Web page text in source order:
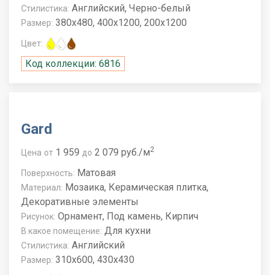
Стилистика: Английский, Черно-белый
Размер: 380x480, 400x1200, 200x1200
Цвет:
Код коллекции: 6816
Gard
Цена от 1 959 до 2 079 руб./м2
Поверхность: Матовая
Материал: Мозаика, Керамическая плитка,
Декоративные элементы
Рисунок: Орнамент, Под камень, Кирпич
В какое помещение: Для кухни
Стилистика: Английский
Размер: 310x600, 430x430